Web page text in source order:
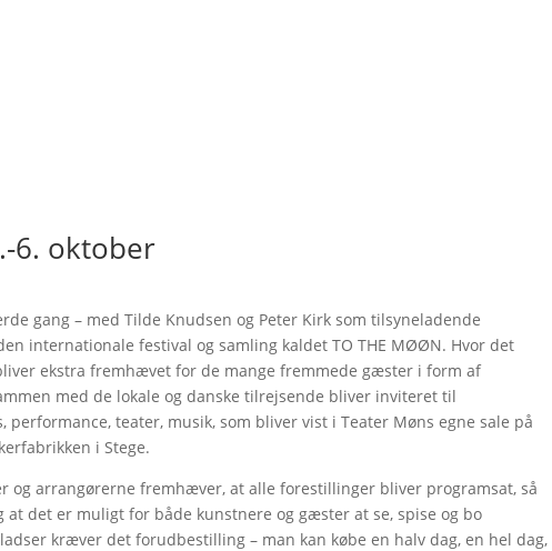
6. oktober
gang – med Tilde Knudsen og Peter Kirk som tilsyneladende
internationale festival og samling kaldet TO THE MØØN. Hvor det
ekstra fremhævet for de mange fremmede gæster i form af
med de lokale og danske tilrejsende bliver inviteret til
teater, musik, som bliver vist i Teater Møns egne sale på
i Stege.
og arrangørerne fremhæver, at alle forestillinger bliver programsat, så
at det er muligt for både kunstnere og gæster at se, spise og bo
kræver det forudbestilling – man kan købe en halv dag, en hel dag,